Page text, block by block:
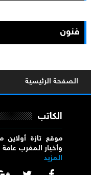
فنون
الصفحة الرئيسية
الكاتب
موقع تازة أولاين
وأخبار المغرب عامة
المزيد